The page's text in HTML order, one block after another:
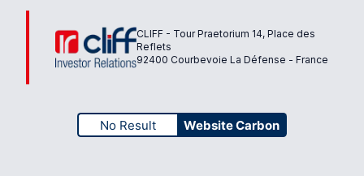
CLIFF - Tour Praetorium 14, Place des
Reflets
92400 Courbevoie La Défense - France
No Result Website Carbon